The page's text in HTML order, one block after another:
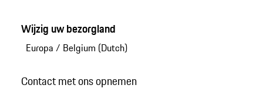
Wijzig uw bezorgland
Europa / Belgium (Dutch)
Contact met ons opnemen